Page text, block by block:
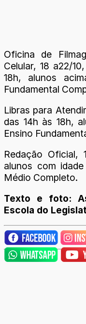
Oficina de
Celular, 18 a22/
18h, alunos
Fundamental
Libras para
das 14h às 18h,
Ensino
Redação Oficial,
alunos com
Médio Completo.
Texto e foto:
Escola do